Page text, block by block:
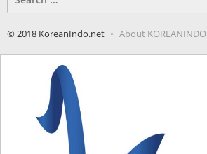
for:
© 2018 KoreanIndo.net About KOREANINDO